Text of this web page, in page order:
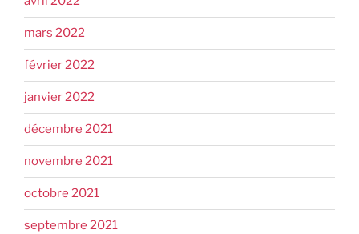
mars 2022
février 2022
janvier 2022
décembre 2021
novembre 2021
octobre 2021
septembre 2021